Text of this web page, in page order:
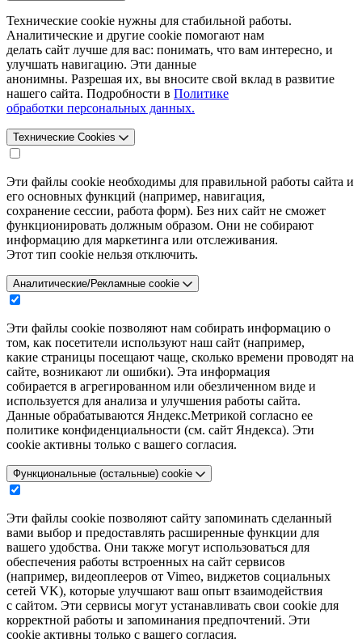
Технические cookie нужны для стабильной работы.
Аналитические и другие cookie помогают нам
делать сайт лучше для вас: понимать, что вам интересно, и
улучшать навигацию. Эти данные
анонимны. Разрешая их, вы вносите свой вклад в развитие
нашего сайта. Подробности в Политике
обработки персональных данных.
Технические Cookies
Эти файлы cookie необходимы для правильной работы сайта и
его основных функций (например, навигация,
сохранение сессии, работа форм). Без них сайт не сможет
функционировать должным образом. Они не собирают
информацию для маркетинга или отслеживания.
Этот тип cookie нельзя отключить.
Аналитические/Рекламные cookie
Эти файлы cookie позволяют нам собирать информацию о
том, как посетители используют наш сайт (например,
какие страницы посещают чаще, сколько времени проводят на
сайте, возникают ли ошибки). Эта информация
собирается в агрегированном или обезличенном виде и
используется для анализа и улучшения работы сайта.
Данные обрабатываются Яндекс.Метрикой согласно ее
политике конфиденциальности (см. сайт Яндекса). Эти
cookie активны только с вашего согласия.
Функциональные (остальные) cookie
Эти файлы cookie позволяют сайту запоминать сделанный
вами выбор и предоставлять расширенные функции для
вашего удобства. Они также могут использоваться для
обеспечения работы встроенных на сайт сервисов
(например, видеоплееров от Vimeo, виджетов социальных
сетей VK), которые улучшают ваш опыт взаимодействия
с сайтом. Эти сервисы могут устанавливать свои cookie для
корректной работы и запоминания предпочтений. Эти
cookie активны только с вашего согласия.